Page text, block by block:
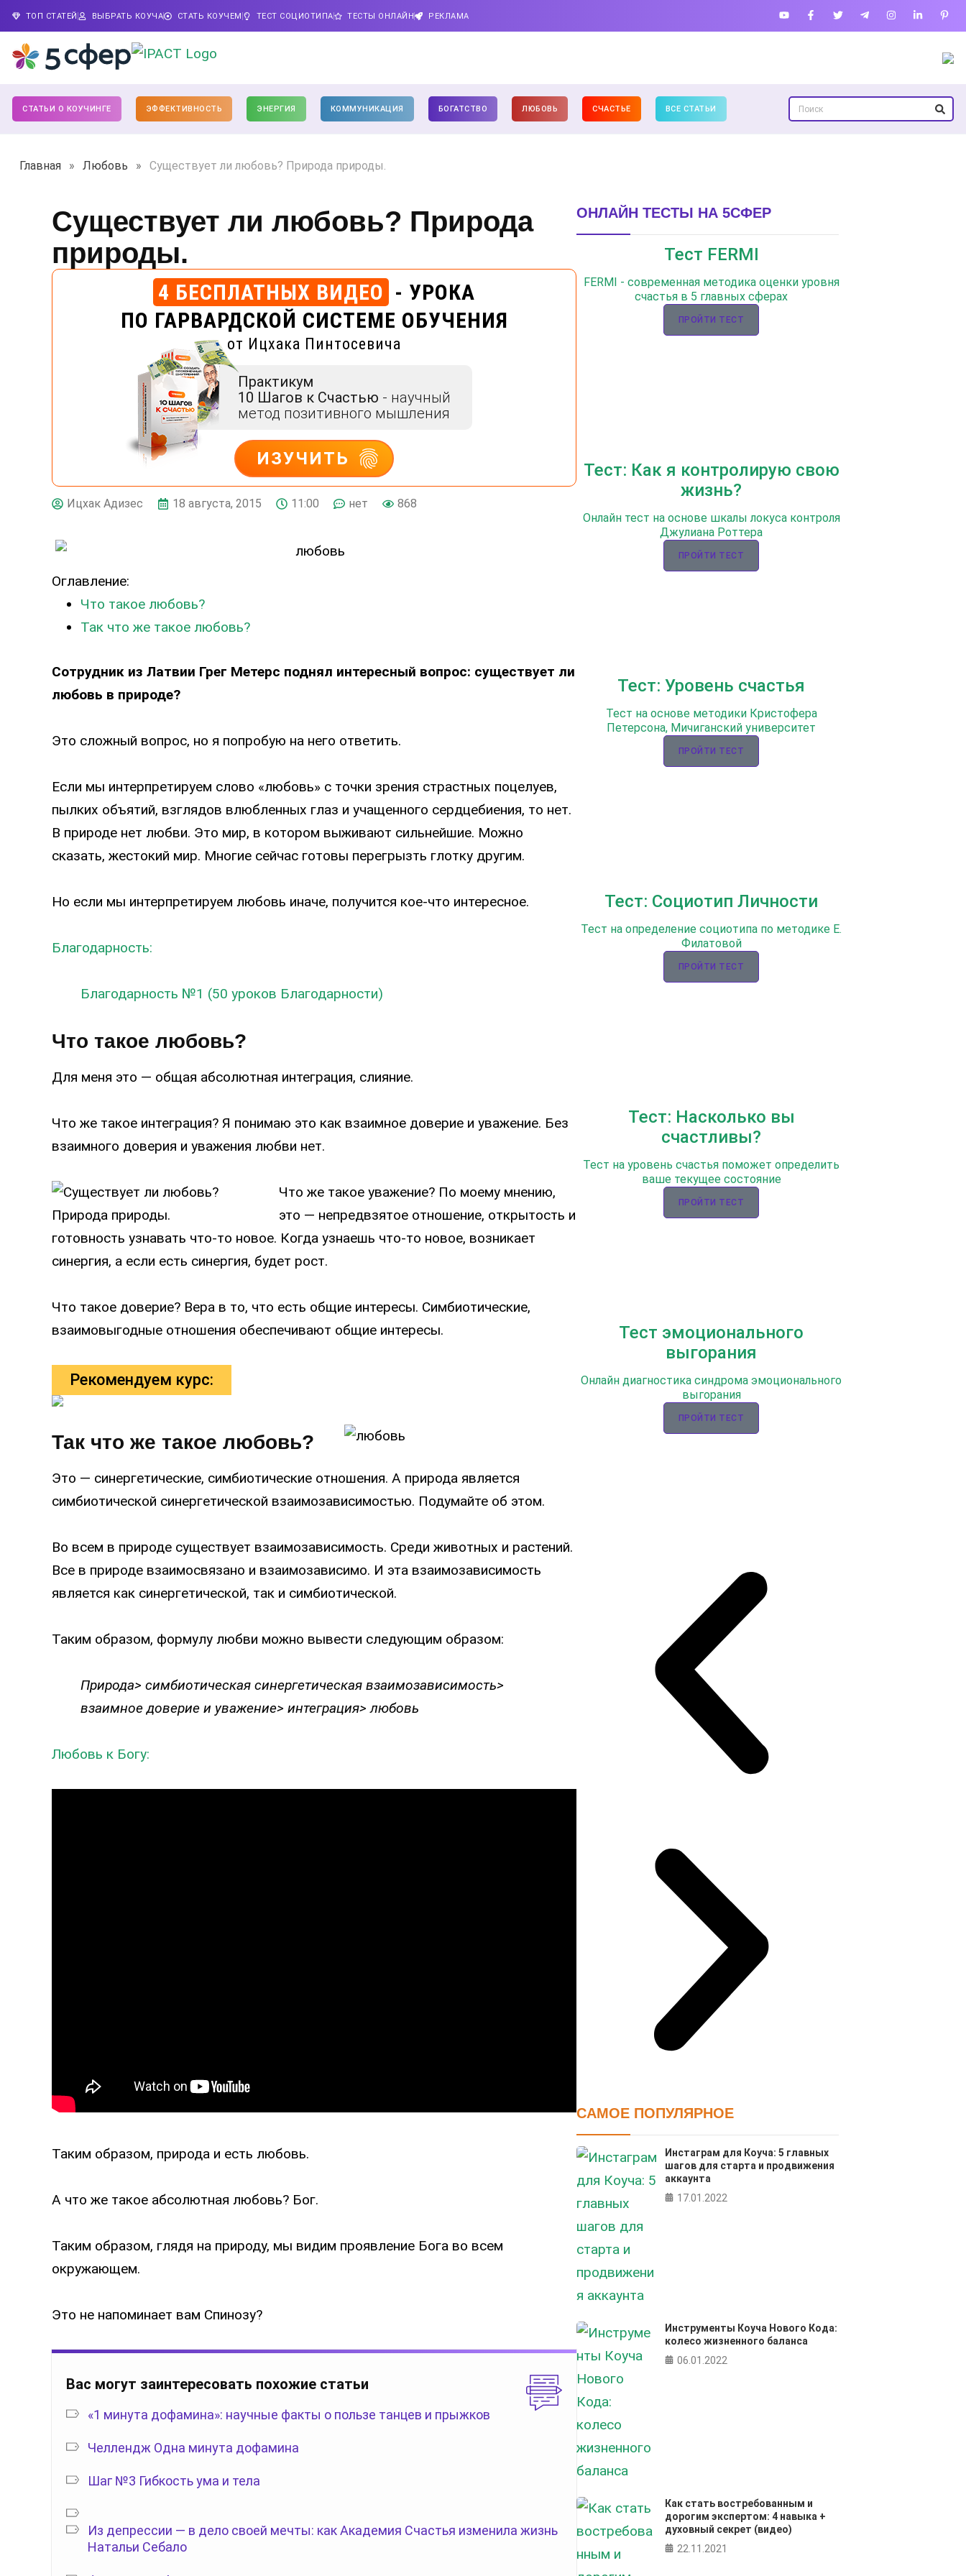
ТОП СТАТЕЙ ВЫБРАТЬ КОУЧА СТАТЬ КОУЧЕМ ТЕСТ СОЦИОТИПА ТЕСТЫ ОНЛАЙН РЕКЛАМА
СТАТЬИ О КОУЧИНГЕ ЭФФЕКТИВНОСТЬ ЭНЕРГИЯ КОММУНИКАЦИЯ БОГАТСТВО ЛЮБОВЬ СЧАСТЬЕ ВСЕ СТАТЬИ
Главная » Любовь » Существует ли любовь? Природа природы.
Существует ли любовь? Природа
природы.
4 БЕСПЛАТНЫХ ВИДЕО - УРОКА
ПО ГАРВАРДСКОЙ СИСТЕМЕ ОБУЧЕНИЯ
от Ицхака Пинтосевича
Практикум
10 Шагов к Счастью - научный
метод позитивного мышления
ИЗУЧИТЬ
ДЕЙСТВУЙ
Ицхак Адизес 18 августа, 2015 11:00 нет 868
Оглавление:
Что такое любовь?
Так что же такое любовь?
Сотрудник из Латвии Грег Метерс поднял интересный вопрос: существует ли
любовь в природе?
Это сложный вопрос, но я попробую на него ответить.
Если мы интерпретируем слово «любовь» с точки зрения страстных поцелуев,
пылких объятий, взглядов влюбленных глаз и учащенного сердцебиения, то нет.
В природе нет любви. Это мир, в котором выживают сильнейшие. Можно
сказать, жестокий мир. Многие сейчас готовы перегрызть глотку другим.
Но если мы интерпретируем любовь иначе, получится кое-что интересное.
Благодарность:
Благодарность №1 (50 уроков Благодарности)
Что такое любовь?
Для меня это — общая абсолютная интеграция, слияние.
Что же такое интеграция? Я понимаю это как взаимное доверие и уважение. Без
взаимного доверия и уважения любви нет.
Что же такое уважение? По моему мнению,
это — непредвзятое отношение, открытость и
готовность узнавать что-то новое. Когда узнаешь что-то новое, возникает
синергия, а если есть синергия, будет рост.
Что такое доверие? Вера в то, что есть общие интересы. Симбиотические,
взаимовыгодные отношения обеспечивают общие интересы.
Рекомендуем курс:
Так что же такое любовь?
Это — синергетические, симбиотические отношения. А природа является
симбиотической синергетической взаимозависимостью. Подумайте об этом.
Во всем в природе существует взаимозависимость. Среди животных и растений.
Все в природе взаимосвязано и взаимозависимо. И эта взаимозависимость
является как синергетической, так и симбиотической.
Таким образом, формулу любви можно вывести следующим образом:
Природа> симбиотическая синергетическая взаимозависимость>
взаимное доверие и уважение> интеграция> любовь
Любовь к Богу:
Таким образом, природа и есть любовь.
А что же такое абсолютная любовь? Бог.
Таким образом, глядя на природу, мы видим проявление Бога во всем
окружающем.
Это не напоминает вам Спинозу?
Вас могут заинтересовать похожие статьи
«1 минута дофамина»: научные факты о пользе танцев и прыжков
Челлендж Одна минута дофамина
Шаг №3 Гибкость ума и тела
Из депрессии — в дело своей мечты: как Академия Счастья изменила жизнь
Натальи Себало
ОНЛАЙН ТЕСТЫ НА 5СФЕР
Тест FERMI
FERMI - современная методика оценки уровня
счастья в 5 главных сферах
ПРОЙТИ ТЕСТ
Тест: Как я контролирую свою
жизнь?
Онлайн тест на основе шкалы локуса контроля
Джулиана Роттера
ПРОЙТИ ТЕСТ
Тест: Уровень счастья
Тест на основе методики Кристофера
Петерсона, Мичиганский университет
ПРОЙТИ ТЕСТ
Тест: Социотип Личности
Тест на определение социотипа по методике Е.
Филатовой
ПРОЙТИ ТЕСТ
Тест: Насколько вы
счастливы?
Тест на уровень счастья поможет определить
ваше текущее состояние
ПРОЙТИ ТЕСТ
Тест эмоционального
выгорания
Онлайн диагностика синдрома эмоционального
выгорания
ПРОЙТИ ТЕСТ
САМОЕ ПОПУЛЯРНОЕ
Инстаграм для Коуча: 5 главных
шагов для старта и продвижения
аккаунта
17.01.2022
Инструменты Коуча Нового Кода:
колесо жизненного баланса
06.01.2022
Как стать востребованным и
дорогим экспертом: 4 навыка +
духовный секрет (видео)
22.11.2021